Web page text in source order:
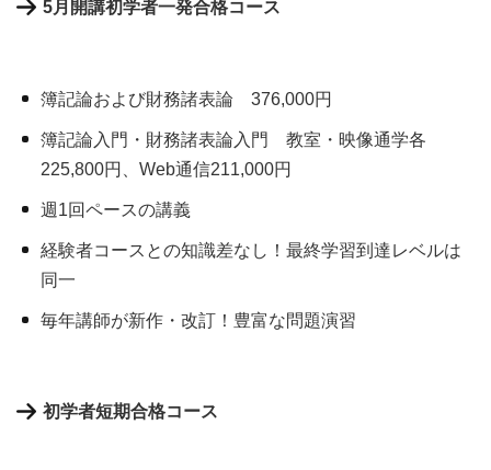
5月開講初学者一発合格コース
簿記論および財務諸表論 376,000円
簿記論入門・財務諸表論入門 教室・映像通学各
225,800円、Web通信211,000円
週1回ペースの講義
経験者コースとの知識差なし！最終学習到達レベルは
同一
毎年講師が新作・改訂！豊富な問題演習
初学者短期合格コース